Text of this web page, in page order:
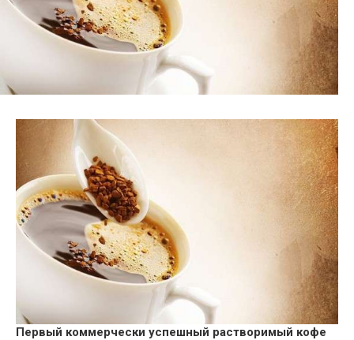
Первый коммерчески успешный растворимый кофе